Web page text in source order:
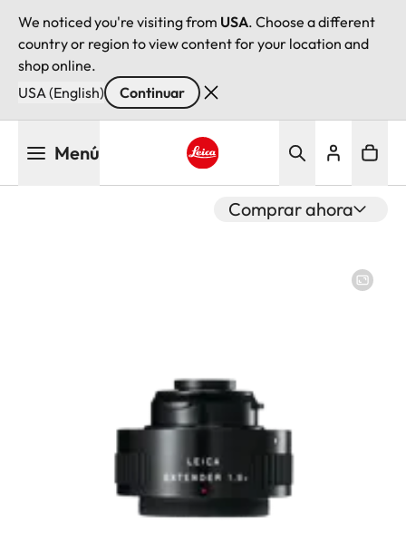
We noticed you're visiting from USA. Choose a different
country or region to view content for your location and
shop online.
USA (English)
Continuar
Menú
Comprar ahora